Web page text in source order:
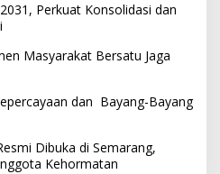
Perkuat Konsolidasi dan
Masyarakat Bersatu Jaga
dan Bayang-Bayang
Dibuka di Semarang,
Kehormatan